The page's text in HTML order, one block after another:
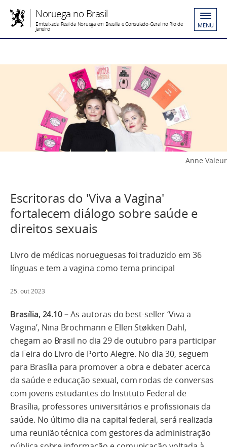
Noruega no Brasil
Embaixada Real da Noruega em Brasília e Consulado-Geral no Rio de
Janeiro MENU
Anne Valeur
Escritoras do 'Viva a Vagina'
fortalecem diálogo sobre saúde e
direitos sexuais
Livro de médicas norueguesas foi traduzido em 36
línguas e tem a vagina como tema principal
25. out 2023
Brasília, 24.10 –As autoras do best-seller ‘Viva a
Vagina’, Nina Brochmann e Ellen Støkken Dahl,
chegam ao Brasil no dia 29 de outubro para participar
da Feira do Livro de Porto Alegre. No dia 30, seguem
para Brasília para promover a obra e debater acerca
da saúde e educação sexual, com rodas de conversas
com jovens estudantes do Instituto Federal de
Brasília, professores universitários e profissionais da
saúde. No último dia na capital federal, será realizada
uma reunião técnica com gestores da administração